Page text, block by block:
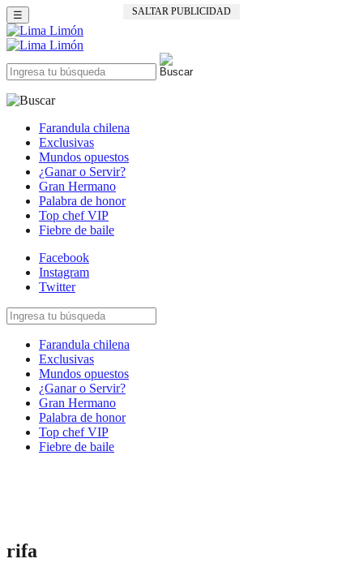
SALTAR PUBLICIDAD
☰
Farandula chilena
Exclusivas
Mundos opuestos
¿Ganar o Servir?
Gran Hermano
Palabra de honor
Top chef VIP
Fiebre de baile
Facebook
Instagram
Twitter
Farandula chilena
Exclusivas
Mundos opuestos
¿Ganar o Servir?
Gran Hermano
Palabra de honor
Top chef VIP
Fiebre de baile
rifa